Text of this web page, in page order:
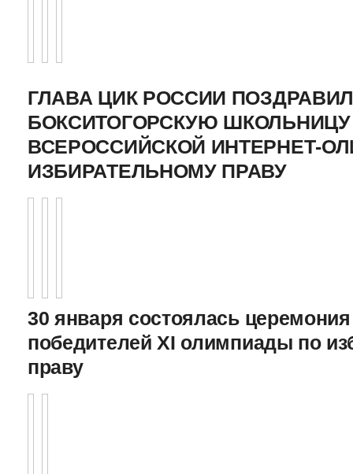
ГЛАВА ЦИК РОССИИ
БОКСИТОГОРСКУЮ
ВСЕРОССИЙСКОЙ ИНТЕРНЕТ-
ИЗБИРАТЕЛЬНОМУ ПРАВУ
30 января состоялась
победителей XI олимпиады по
праву